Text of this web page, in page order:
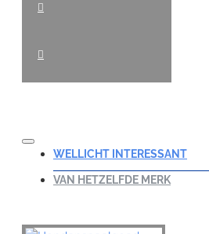
WELLICHT INTERESSANT
VAN HETZELFDE MERK